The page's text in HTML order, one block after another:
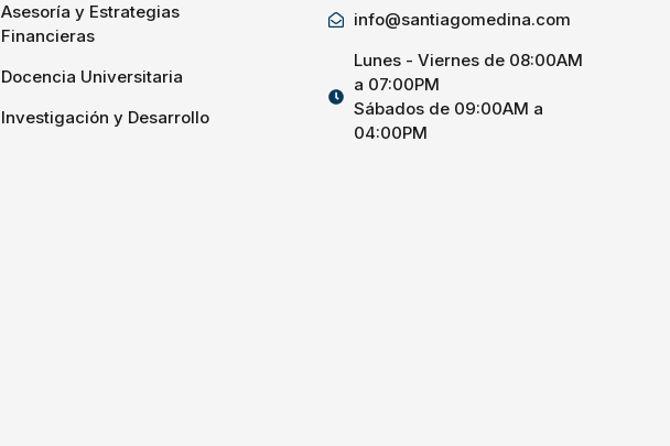
Asesoría y Estrategias
Financieras
Docencia Universitaria
Investigación y Desarrollo
info@santiagomedina.com
Lunes - Viernes de 08:00AM
a 07:00PM
Sábados de 09:00AM a
04:00PM